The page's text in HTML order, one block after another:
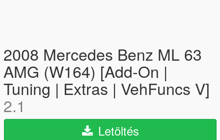
2008 Mercedes Benz ML 63
AMG (W164) [Add-On |
Tuning | Extras | VehFuncs V]
2.1
Letöltés